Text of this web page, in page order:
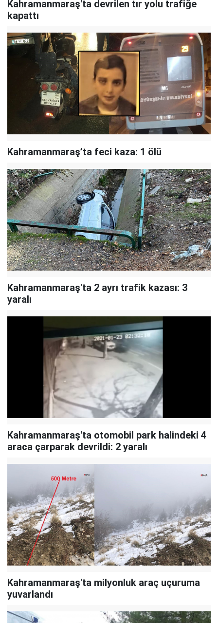
Kahramanmaraş'ta devrilen tır yolu trafiğe
kapattı
Kahramanmaraş’ta feci kaza: 1 ölü
Kahramanmaraş'ta 2 ayrı trafik kazası: 3
yaralı
Kahramanmaraş'ta otomobil park halindeki 4
araca çarparak devrildi: 2 yaralı
Kahramanmaraş'ta milyonluk araç uçuruma
yuvarlandı